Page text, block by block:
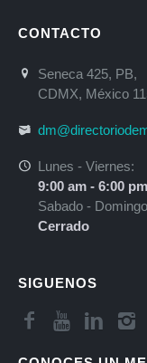
CONTACTO
Seneca 425, PB,
CDMX, México
Lunes - Viernes:
9:00 am - 6:00 pm
Sabado -
Cerrado
SIGUENOS